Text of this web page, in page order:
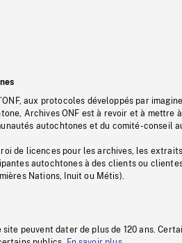
aux protocoles développés par
Archives ONF est à revoir et à mettre
autochtones et du comité-conseil
de licences pour les archives, les
autochtones à des clients ou
Nations, Inuit ou Métis).
peuvent dater de plus de 120 ans.